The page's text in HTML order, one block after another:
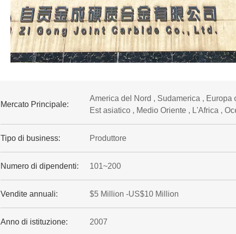
Mercato Principale:
America del Nord , Sudamerica ,
Est asiatico , Medio Oriente , L'Africa ,
Tipo di business: Produttore
Numero di dipendenti: 101~200
Vendite annuali: $5 Million -US$10 Million
Anno di istituzione: 2007